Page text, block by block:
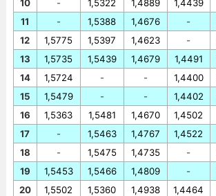
10
11
12
13
14
15
16
17
18
19
20
-
-
1,5775
1,5735
1,5724
1,5479
1,5363
-
-
1,5453
1,5502
1,5322
1,5388
1,5397
1,5439
-
-
1,5481
1,5463
1,5475
1,5466
1,5360
1,4889
1,4676
1,4623
1,4679
-
-
1,4670
1,4767
1,4735
1,4809
1,4938
1,4439
-
-
1,4491
1,4400
1,4402
1,4502
1,4522
-
-
1,4464